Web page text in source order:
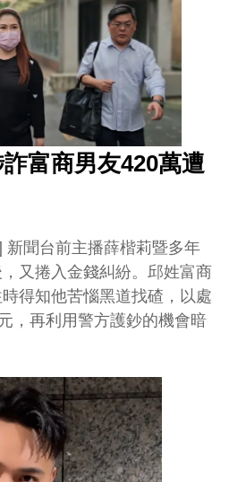
富商男友420萬遭
新聞台前主播薛楷莉暨多年
又捲入金錢糾紛。邱姓富商
得知他苦惱黑道找碴，以處
，再利用警方護鈔的機會暗